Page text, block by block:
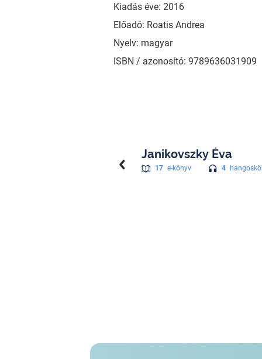
Kiadás éve: 2016
Előadó: Roatis Andrea
Nyelv: magyar
ISBN / azonosító: 9789636031909
Janikovszky Éva
17 e-könyv 4